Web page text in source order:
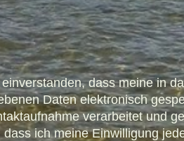
dass meine in
Daten elektronisch
verarbeitet und
ich meine Einwilligung